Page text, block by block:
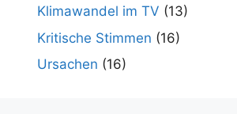
Klimawandel im TV (13)
Kritische Stimmen (16)
Ursachen (16)